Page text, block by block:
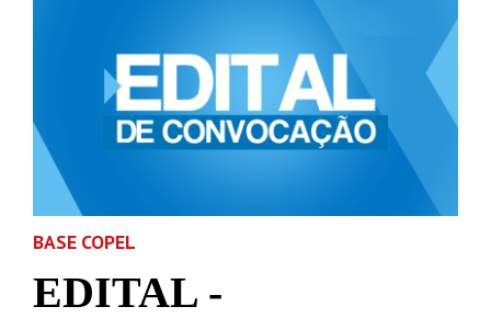
BASE COPEL
EDITAL -